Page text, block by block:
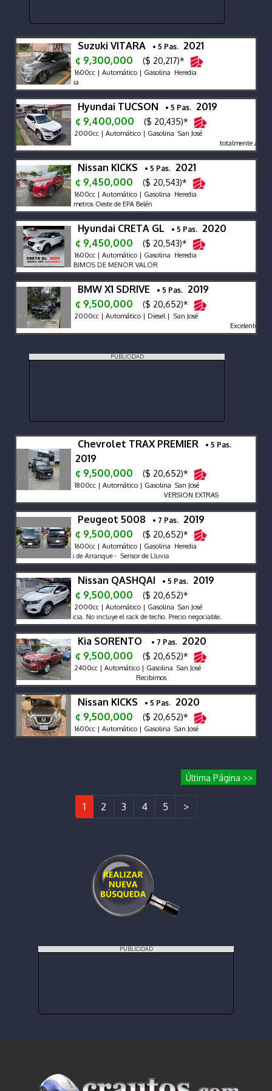
Suzuki VITARA • 5 Pas. 2021
¢ 9,300,000
($ 20,217)*
1600cc | Automático | Gasolina Heredia
Hyundai TUCSON • 5 Pas. 2019
¢ 9,400,000
($ 20,435)*
2000cc | Automático | Gasolina San José
totalmente al dia
Nissan KICKS • 5 Pas. 2021
¢ 9,450,000
($ 20,543)*
1600cc | Automático | Gasolina Heredia
cincuenta metros Oeste de EPA Belén
Hyundai CRETA GL • 5 Pas. 2020
¢ 9,450,000
($ 20,543)*
1600cc | Automático | Gasolina Heredia
- RECIBIMOS DE MENOR VALOR
BMW X1 SDRIVE • 5 Pas. 2019
¢ 9,500,000
($ 20,652)*
2000cc | Automático | Diesel | San José
Excelente
PUBLICIDAD
Chevrolet TRAX PREMIER • 5 Pas.
2019
¢ 9,500,000
($ 20,652)*
1800cc | Automático | Gasolina San José
VERSION EXTRAS
Peugeot 5008 • 7 Pas. 2019
¢ 9,500,000
($ 20,652)*
1600cc | Automático | Gasolina Heredia
nuevas - Botón de Arranque - Sensor de Lluvia
Nissan QASHQAI • 5 Pas. 2019
¢ 9,500,000
($ 20,652)*
2000cc | Automático | Gasolina San José
Comprado en agencia. No incluye el rack de techo. Precio negociable.
Kia SORENTO • 7 Pas. 2020
¢ 9,500,000
($ 20,652)*
2400cc | Automático | Gasolina San José
Recibimos
Nissan KICKS • 5 Pas. 2020
¢ 9,500,000
($ 20,652)*
1600cc | Automático | Gasolina San José
Última Página >>
1 2 3 4 5 >
PUBLICIDAD